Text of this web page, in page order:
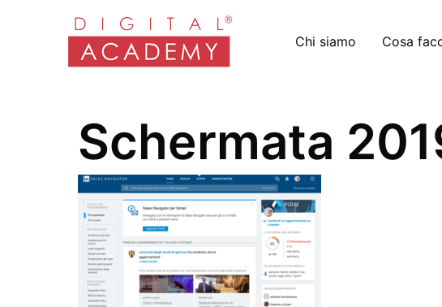
Chi siamo Cosa
Schermata